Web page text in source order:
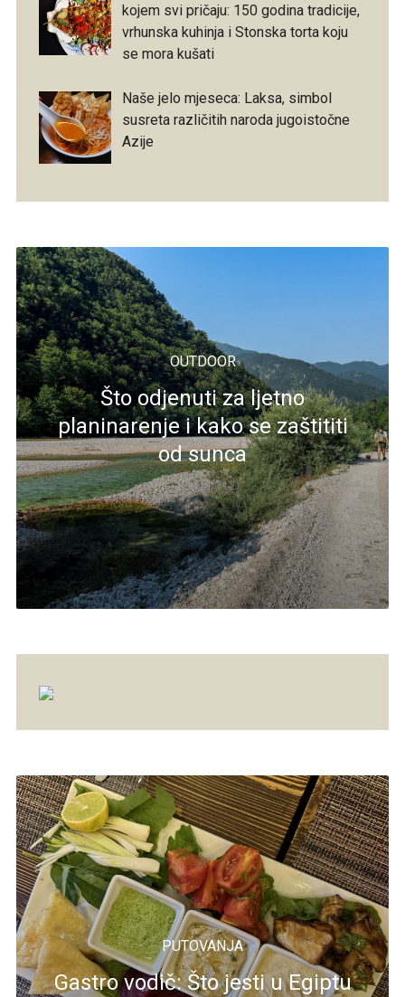
kojem svi pričaju: 150 godina tradicije,
vrhunska kuhinja i Stonska torta koju
se mora kušati
Naše jelo mjeseca: Laksa, simbol
susreta različitih naroda jugoistočne
Azije
OUTDOOR
Što odjenuti za ljetno
planinarenje i kako se zaštititi
od sunca
PUTOVANJA
Gastro vodič: Što jesti u Egiptu